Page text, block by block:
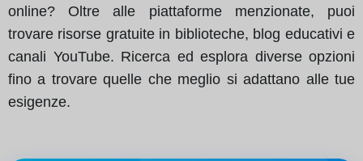
online? Oltre alle piattaforme menzionate, puoi
trovare risorse gratuite in biblioteche, blog educativi e
canali YouTube. Ricerca ed esplora diverse opzioni
fino a trovare quelle che meglio si adattano alle tue
esigenze.